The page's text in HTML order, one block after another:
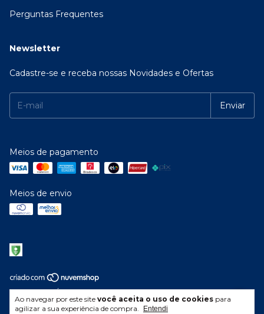
Ao navegar por este site você aceita o uso de cookies para
agilizar a sua experiência de compra.
Entendi
Perguntas Frequentes
Newsletter
Cadastre-se e receba nossas Novidades e Ofertas
Meios de pagamento
Meios de envio
Copyright ELÉTRICA RAIO 137 LTDA. - 03042990000119 - 2026. Todos
os direitos reservados.